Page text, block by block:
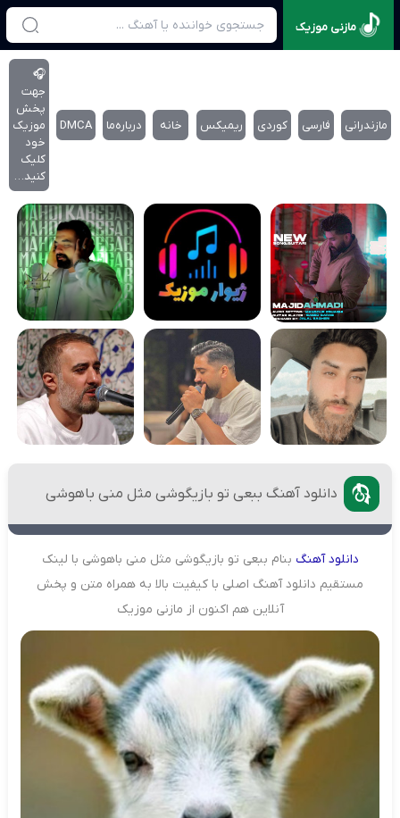
مازنی موزیک
مازندرانی فارسی کوردی ریمیکس خانه درباره‌‌ما DMCA
🎧
جهت
پخش
موزیک
خود
کلیک
کنید…
دانلود آهنگ ببعی تو بازیگوشی مثل منی باهوشی
دانلودآهنگ بنام ببعی تو بازیگوشی مثل منی باهوشی با لینک
مستقیم دانلود آهنگ اصلی با کیفیت بالا به همراه متن و پخش
آنلاین هم اکنون از مازنی موزیک